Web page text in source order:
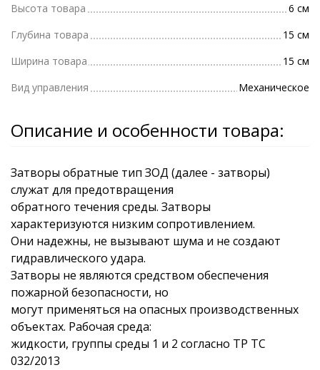
Высота товара
6 см
Глубина товара
15 см
Ширина товара
15 см
Вид управления
Механическое
Описание и особенности товара:
Затворы обратные тип ЗОД (далее - затворы)
служат для предотвращения
обратного течения среды. Затворы
характеризуются низким сопротивлением.
Они надежны, не вызывают шума и не создают
гидравлического удара.
Затворы не являются средством обеспечения
пожарной безопасности, но
могут применяться на опасных производственных
объектах. Рабочая среда:
жидкости, группы среды 1 и 2 согласно ТР ТС
032/2013